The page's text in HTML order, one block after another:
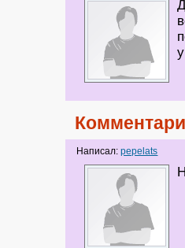
Написал:pepelats